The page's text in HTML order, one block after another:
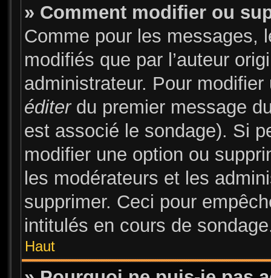
» Comment modifier ou
Comme pour les messages,
modifiés que par l’auteur
administrateur. Pour
éditerdu premier message
est associé le sondage). Si
modifier une option ou
les modérateurs et les
supprimer. Ceci pour
intitulés en cours de
Haut